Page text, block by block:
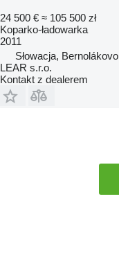
24 500 € ≈ 105 500 zł
Koparko-ładowarka
2011
Słowacja, Bernolákovo
LEAR s.r.o.
Kontakt z dealerem